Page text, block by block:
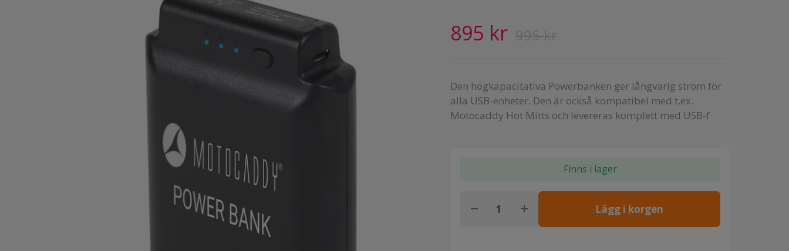
895 kr
Den högkapacitativa Powerbanken ger långvarig ström för
alla USB-enheter. Den är också kompatibel med t.ex.
Motocaddy Hot Mitts och levereras komplett med USB-f
Finns i lager
Lägg i korgen